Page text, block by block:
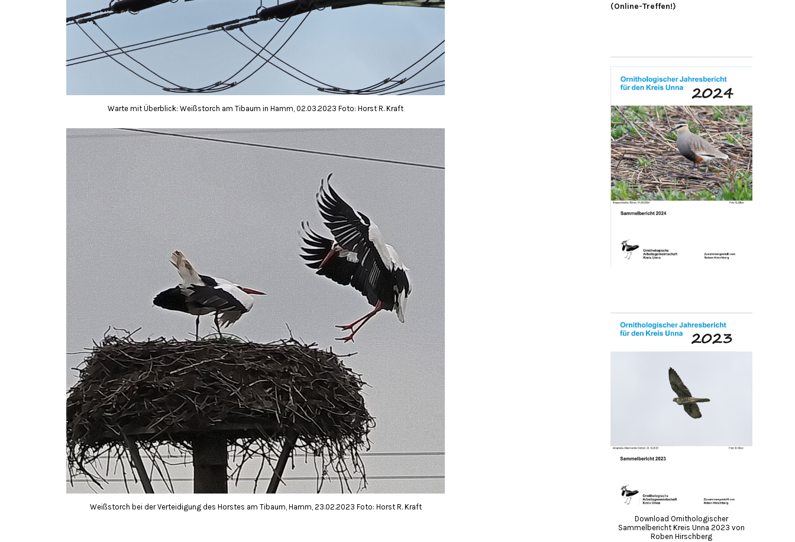
Warte mit Überblick: Weißstorch am Tibaum in Hamm, 02.03.2023 Foto: Horst R. Kraft
Weißstorch bei der Verteidigung des Horstes am Tibaum, Hamm, 23.02.2023 Foto: Horst R. Kraft
(Online-Treffen!)
Download Ornithologischer
Sammelbericht Kreis Unna 2023 von
Roben Hirschberg